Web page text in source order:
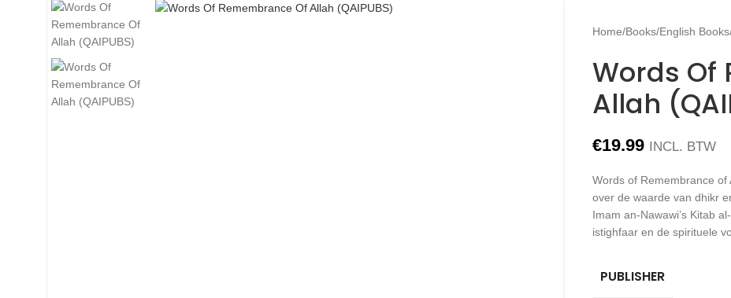
Home/Books/English Books
Words Of
Allah
€19.99 INCL. BTW
Words of Remembrance
over de waarde van dhikr
Imam an-Nawawi’s Kitab
istighfaar en de spirituele
PUBLISHER